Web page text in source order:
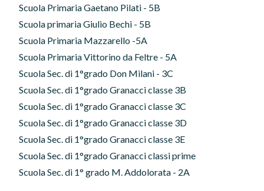
Scuola Primaria Gaetano Pilati - 5B
Scuola primaria Giulio Bechi - 5B
Scuola Primaria Mazzarello -5A
Scuola Primaria Vittorino da Feltre - 5A
Scuola Sec. di 1°grado Don Milani - 3C
Scuola Sec. di 1°grado Granacci classe 3B
Scuola Sec. di 1°grado Granacci classe 3C
Scuola Sec. di 1°grado Granacci classe 3D
Scuola Sec. di 1°grado Granacci classe 3E
Scuola Sec. di 1°grado Granacci classi prime
Scuola Sec. di 1° grado M. Addolorata - 2A